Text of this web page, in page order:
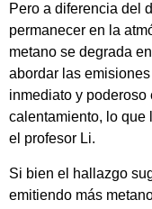
Pero a diferencia del
permanecer en la
metano se degrada
abordar las
inmediato y
calentamiento, lo que
el profesor Li.
Si bien el hallazgo
emitiendo más